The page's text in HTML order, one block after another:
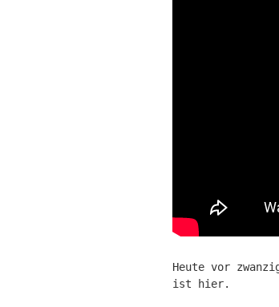
Heute vor
ist hier.